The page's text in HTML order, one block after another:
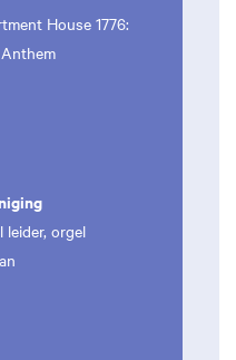
House 1776:
leider, orgel